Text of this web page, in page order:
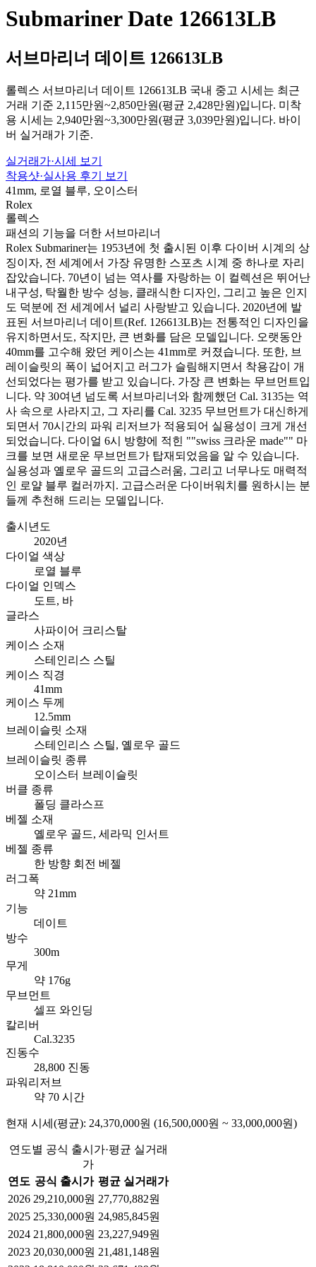
Submariner Date 126613LB
서브마리너 데이트 126613LB
롤렉스 서브마리너 데이트 126613LB 국내 중고 시세는 최근
거래 기준 2,115만원~2,850만원(평균 2,428만원)입니다. 미착
용 시세는 2,940만원~3,300만원(평균 3,039만원)입니다. 바이
버 실거래가 기준.
실거래가·시세 보기
착용샷·실사용 후기 보기
41mm, 로열 블루, 오이스터
Rolex
롤렉스
패션의 기능을 더한 서브마리너
Rolex Submariner는 1953년에 첫 출시된 이후 다이버 시계의 상
징이자, 전 세계에서 가장 유명한 스포츠 시계 중 하나로 자리
잡았습니다. 70년이 넘는 역사를 자랑하는 이 컬렉션은 뛰어난
내구성, 탁월한 방수 성능, 클래식한 디자인, 그리고 높은 인지
도 덕분에 전 세계에서 널리 사랑받고 있습니다. 2020년에 발
표된 서브마리너 데이트(Ref. 126613LB)는 전통적인 디자인을
유지하면서도, 작지만, 큰 변화를 담은 모델입니다. 오랫동안
40mm를 고수해 왔던 케이스는 41mm로 커졌습니다. 또한, 브
레이슬릿의 폭이 넓어지고 러그가 슬림해지면서 착용감이 개
선되었다는 평가를 받고 있습니다. 가장 큰 변화는 무브먼트입
니다. 약 30여년 넘도록 서브마리너와 함께했던 Cal. 3135는 역
사 속으로 사라지고, 그 자리를 Cal. 3235 무브먼트가 대신하게
되면서 70시간의 파워 리저브가 적용되어 실용성이 크게 개선
되었습니다. 다이얼 6시 방향에 적힌 ""swiss 크라운 made"" 마
크를 보면 새로운 무브먼트가 탑재되었음을 알 수 있습니다.
실용성과 옐로우 골드의 고급스러움, 그리고 너무나도 매력적
인 로얄 블루 컬러까지. 고급스러운 다이버워치를 원하시는 분
들께 추천해 드리는 모델입니다.
출시년도
2020년
다이얼 색상
로열 블루
다이얼 인덱스
도트, 바
글라스
사파이어 크리스탈
케이스 소재
스테인리스 스틸
케이스 직경
41mm
케이스 두께
12.5mm
브레이슬릿 소재
스테인리스 스틸, 옐로우 골드
브레이슬릿 종류
오이스터 브레이슬릿
버클 종류
폴딩 클라스프
베젤 소재
옐로우 골드, 세라믹 인서트
베젤 종류
한 방향 회전 베젤
러그폭
약 21mm
기능
데이트
방수
300m
무게
약 176g
무브먼트
셀프 와인딩
칼리버
Cal.3235
진동수
28,800 진동
파워리저브
약 70 시간
현재 시세(평균): 24,370,000원 (16,500,000원 ~ 33,000,000원)
연도별 공식 출시가·평균 실거래
가
연도 공식 출시가 평균 실거래가
2026 29,210,000원 27,770,882원
2025 25,330,000원 24,985,845원
2024 21,800,000원 23,227,949원
2023 20,030,000원 21,481,148원